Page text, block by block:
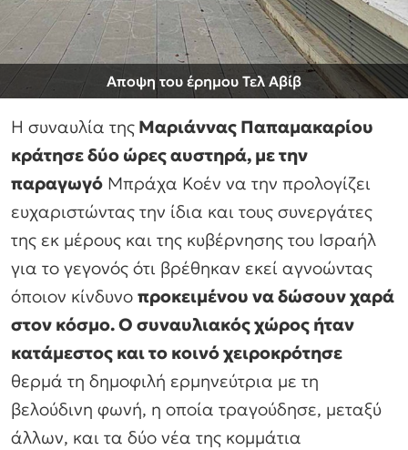
Αποψη του έρημου Τελ Αβίβ
Η συναυλία της Μαριάννας Παπαμακαρίου
κράτησε δύο ώρες αυστηρά, με την
παραγωγό Μπράχα Κοέν να την προλογίζει
ευχαριστώντας την ίδια και τους συνεργάτες
της εκ μέρους και της κυβέρνησης του Ισραήλ
για το γεγονός ότι βρέθηκαν εκεί αγνοώντας
όποιον κίνδυνο προκειμένου να δώσουν χαρά
στον κόσμο. Ο συναυλιακός χώρος ήταν
κατάμεστος και το κοινό χειροκρότησε
θερμά τη δημοφιλή ερμηνεύτρια με τη
βελούδινη φωνή, η οποία τραγούδησε, μεταξύ
άλλων, και τα δύο νέα της κομμάτια